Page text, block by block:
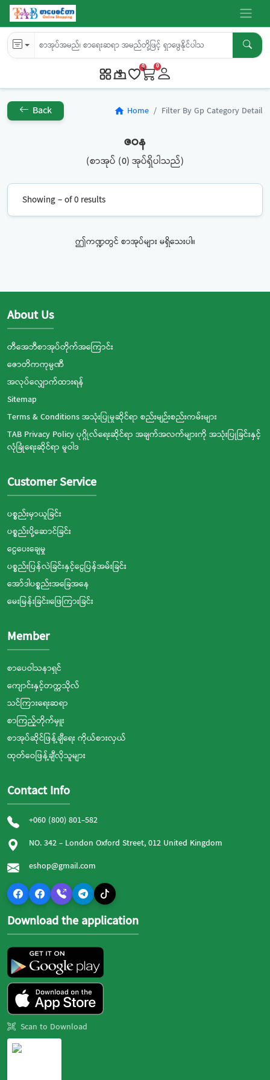
0 0
Back home Home Filter By Gp Category Detail
ဇဝန
(စာအုပ် (0) အုပ်ရှိပါသည်)
Showing – of 0 results
ဤကဏ္ဍတွင် စာအုပ်များ မရှိသေးပါ။
About Us
တီအေဘီစာအုပ်တိုက်အကြောင်း
ဇောတိကကုမ္ပဏီ
အလုပ်လျှောက်ထားရန်
Sitemap
Terms & Conditions အသုံးပြုမှုဆိုင်ရာ စည်းမျဉ်းစည်းကမ်းများ
TAB Privacy Policy ပုဂ္ဂိုလ်ရေးဆိုင်ရာ အချက်အလက်များကို အသုံးပြုခြင်းနှင့်
လုံခြုံရေးဆိုင်ရာ မူဝါဒ
Customer Service
ပစ္စည်းမှာယူခြင်း
ပစ္စည်းပို့ဆောင်ခြင်း
ငွေပေးချေမှု
ပစ္စည်းပြန်လဲခြင်းနှင့်ငွေပြန်အမ်းခြင်း
အော်ဒါပစ္စည်းအခြေအနေ
မေးမြန်းခြင်း၊ဖြေကြားခြင်း
Member
စာပေဝါသနာရှင်
ကျောင်းနှင့်တက္ကသိုလ်
သင်ကြားရေးဆရာ
စာကြည့်တိုက်မှူး
စာအုပ်ဆိုင်ဖြန့်ချီရေး ကိုယ်စားလှယ်
ထုတ်ဝေဖြန့်ချီလိုသူများ
Contact Info
+060 (800) 801-582
NO. 342 - London Oxford Street, 012 United Kingdom
eshop@gmail.com
Download the application
Scan to Download